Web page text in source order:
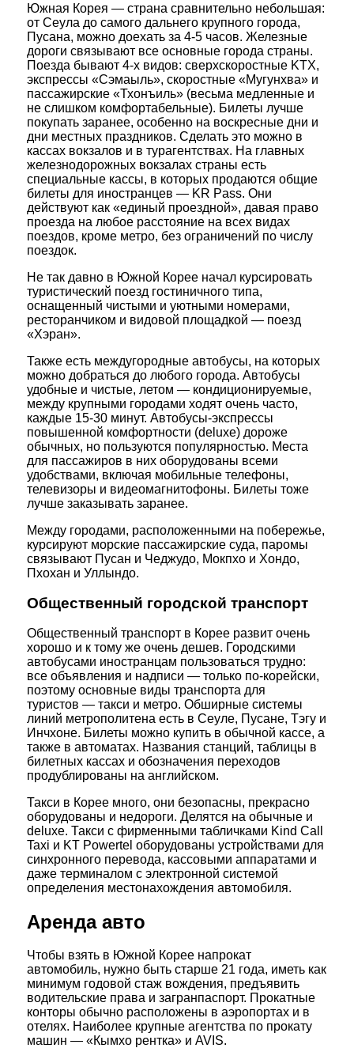
Южная Корея — страна сравнительно небольшая:
от Сеула до самого дальнего крупного города,
Пусана, можно доехать за 4-5 часов. Железные
дороги связывают все основные города страны.
Поезда бывают 4-х видов: сверхскоростные KTX,
экспрессы «Сэмаыль», скоростные «Мугунхва» и
пассажирские «Тхонъиль» (весьма медленные и
не слишком комфортабельные). Билеты лучше
покупать заранее, особенно на воскресные дни и
дни местных праздников. Сделать это можно в
кассах вокзалов и в турагентствах. На главных
железнодорожных вокзалах страны есть
специальные кассы, в которых продаются общие
билеты для иностранцев — KR Pass. Они
действуют как «единый проездной», давая право
проезда на любое расстояние на всех видах
поездов, кроме метро, без ограничений по числу
поездок.
Не так давно в Южной Корее начал курсировать
туристический поезд гостиничного типа,
оснащенный чистыми и уютными номерами,
ресторанчиком и видовой площадкой — поезд
«Хэран».
Также есть междугородные автобусы, на которых
можно добраться до любого города. Автобусы
удобные и чистые, летом — кондиционируемые,
между крупными городами ходят очень часто,
каждые 15-30 минут. Автобусы-экспрессы
повышенной комфортности (deluxe) дороже
обычных, но пользуются популярностью. Места
для пассажиров в них оборудованы всеми
удобствами, включая мобильные телефоны,
телевизоры и видеомагнитофоны. Билеты тоже
лучше заказывать заранее.
Между городами, расположенными на побережье,
курсируют морские пассажирские суда, паромы
связывают Пусан и Чеджудо, Мокпхо и Хондо,
Пхохан и Уллындо.
Общественный городской транспорт
Общественный транспорт в Корее развит очень
хорошо и к тому же очень дешев. Городскими
автобусами иностранцам пользоваться трудно:
все объявления и надписи — только по-корейски,
поэтому основные виды транспорта для
туристов — такси и метро. Обширные системы
линий метрополитена есть в Сеуле, Пусане, Тэгу и
Инчхоне. Билеты можно купить в обычной кассе, а
также в автоматах. Названия станций, таблицы в
билетных кассах и обозначения переходов
продублированы на английском.
Такси в Корее много, они безопасны, прекрасно
оборудованы и недороги. Делятся на обычные и
deluxe. Такси с фирменными табличками Kind Call
Taxi и KT Powertel оборудованы устройствами для
синхронного перевода, кассовыми аппаратами и
даже терминалом с электронной системой
определения местонахождения автомобиля.
Аренда авто
Чтобы взять в Южной Корее напрокат
автомобиль, нужно быть старше 21 года, иметь как
минимум годовой стаж вождения, предъявить
водительские права и загранпаспорт. Прокатные
конторы обычно расположены в аэропортах и в
отелях. Наиболее крупные агентства по прокату
машин — «Кымхо рентка» и AVIS.